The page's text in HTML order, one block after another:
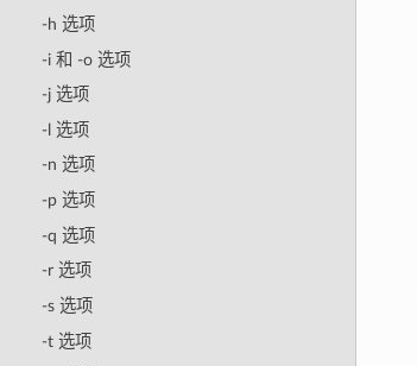
-h 选项
-i 和 -o 选项
-j 选项
-l 选项
-n 选项
-p 选项
-q 选项
-r 选项
-s 选项
-t 选项